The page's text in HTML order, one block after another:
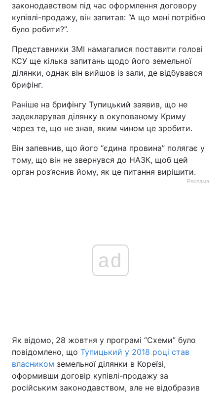
законодавством під час оформлення договору
купівлі-продажу, він запитав: “А що мені потрібно
було робити?”.
Представники ЗМІ намагалися поставити голові
КСУ ще кілька запитань щодо його земельної
ділянки, однак він вийшов із зали, де відбувався
брифінг.
Раніше на брифінгу Тупицький заявив, що не
задекларував ділянку в окупованому Криму
через те, що не знав, яким чином це зробити.
Він запевнив, що його “єдина провина” полягає у
тому, що він не звернувся до НАЗК, щоб цей
орган роз’яснив йому, як це питання вирішити.
Реклама
ad
Як відомо, 28 жовтня у програмі “Схеми” було
повідомлено, що Тупицький у 2018 році став
власником земельної ділянки в Кореїзі,
оформивши договір купівлі-продажу за
російським законодавством, але не відобразив